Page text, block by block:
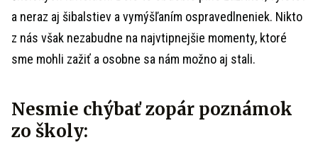
a neraz aj šibalstiev a vymýšľaním ospravedlneniek. Nikto
z nás však nezabudne na najvtipnejšie momenty, ktoré
sme mohli zažiť a osobne sa nám možno aj stali.
Nesmie chýbať zopár poznámok
zo školy: